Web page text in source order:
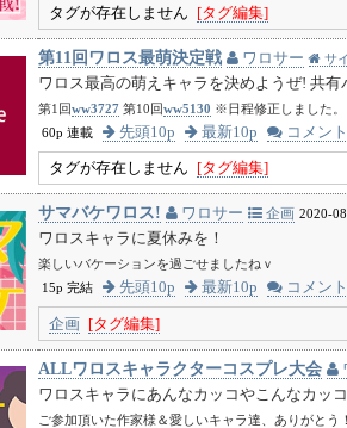
タグが存在しません [タグ編集]
第11回ワロス最萌決定戦 ワロサー サ
ワロス最高の萌えキャラを決めようぜ! 共有
第1回ww3727 第10回ww5130 ※日程修正しました
60p 連載
先頭10p 最新10p コメント
タグが存在しません [タグ編集]
サマバケワロス! ワロサー 企画 2020-
ワロスキャラに夏休みを！
楽しいバケーションを過ごせましたねｖ
15p 完結
先頭10p 最新10p コメント
企画 [タグ編集]
ALLワロスキャラクターコスプレ大会
ワロスキャラにあんなカッコやこんなカッ
ご参加頂いた作家様＆愛しいキャラ達、ありがとう